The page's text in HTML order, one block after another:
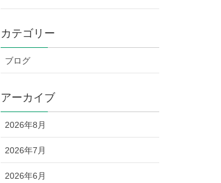
カテゴリー
ブログ
アーカイブ
2026年8月
2026年7月
2026年6月